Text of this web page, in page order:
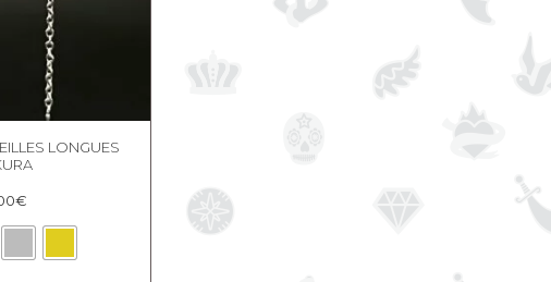
LONGUES
€